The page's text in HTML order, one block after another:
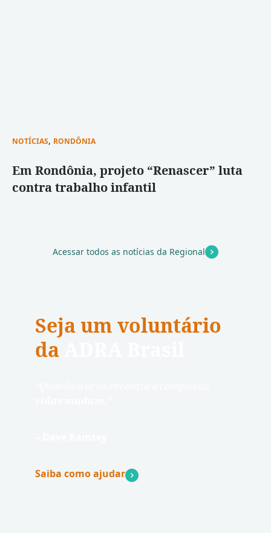
NOTÍCIAS, RONDÔNIA
Em Rondônia, projeto “Renascer” luta
contra trabalho infantil
Acessar todos as notícias da Regional
Seja um voluntário
da
Saiba como ajudar